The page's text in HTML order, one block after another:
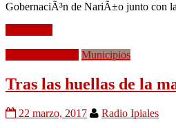
GobernaciÃ³n de NariÃ±o junto con
Municipios
Tras las huellas de la
22 marzo, 2017 Radio Ipiales